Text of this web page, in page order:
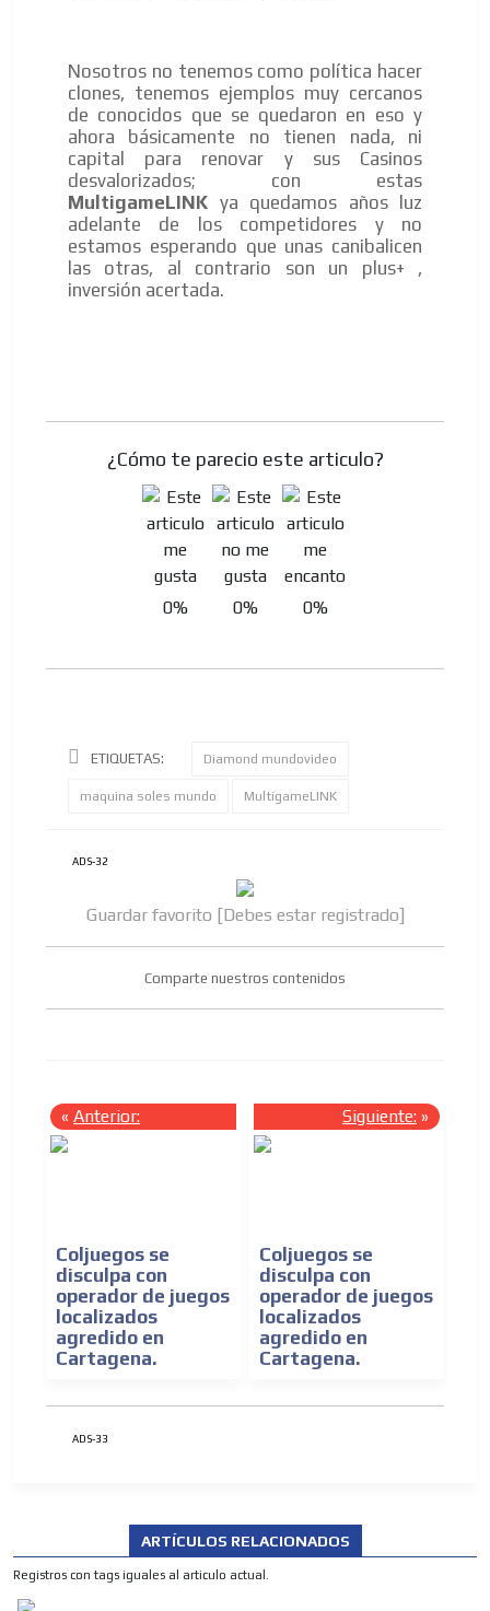
Nosotros no tenemos como política hacer
clones, tenemos ejemplos muy cercanos
de conocidos que se quedaron en eso y
ahora básicamente no tienen nada, ni
capital para renovar y sus Casinos
desvalorizados; con estas
MultigameLINK ya quedamos años luz
adelante de los competidores y no
estamos esperando que unas canibalicen
las otras, al contrario son un plus+ ,
inversión acertada.
¿Cómo te parecio este articulo?
0% 0% 0%
ETIQUETAS: Diamond mundovideo
maquina soles mundo MultigameLINK
ADS-32
Guardar favorito [Debes estar registrado]
Comparte nuestros contenidos
« Anterior:
Coljuegos se
disculpa con
operador de juegos
localizados
agredido en
Cartagena.
Siguiente: »
Coljuegos se
disculpa con
operador de juegos
localizados
agredido en
Cartagena.
ADS-33
ARTÍCULOS RELACIONADOS
Registros con tags iguales al articulo actual.